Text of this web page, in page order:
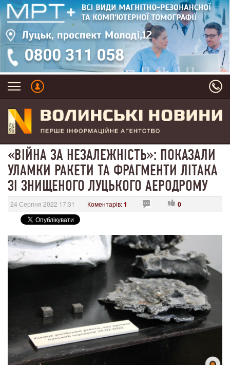
«ВІЙНА ЗА НЕЗАЛЕЖНІСТЬ»: ПОКАЗАЛИ
УЛАМКИ РАКЕТИ ТА ФРАГМЕНТИ ЛІТАКА
ЗІ ЗНИЩЕНОГО ЛУЦЬКОГО АЕРОДРОМУ
24 Серпня 2022 17:31 Коментарів:1 0